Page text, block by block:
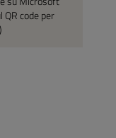
QR code per